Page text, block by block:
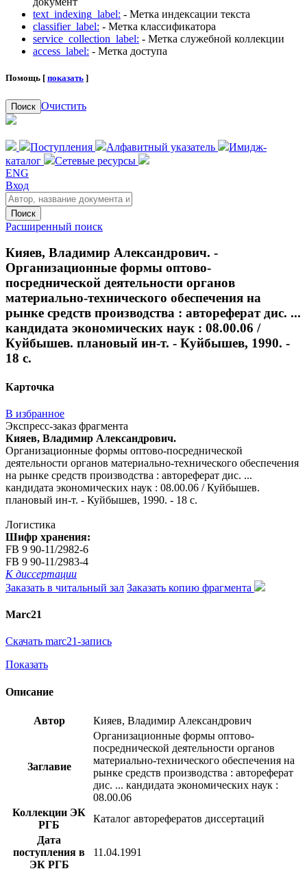
text_indexing_label: - Метка индексации текста
classifier_label: - Метка классификатора
service_collection_label: - Метка служебной коллекции
access_label: - Метка доступа
Помощь [ показать ]
Поиск Очистить
Поступления Алфавитный указатель
Имидж-
каталог
Сетевые ресурсы
ENG
Вход
Поиск
Расширенный поиск
Кияев, Владимир Александрович. -
Организационные формы оптово-
посреднической деятельности органов
материально-технического обеспечения на
рынке средств производства : автореферат дис. ...
кандидата экономических наук : 08.00.06 /
Куйбышев. плановый ин-т. - Куйбышев, 1990. -
18 с.
Карточка
В избранное
Экспресс-заказ фрагмента
Кияев, Владимир Александрович.
Организационные формы оптово-посреднической
деятельности органов материально-технического обеспечения
на рынке средств производства : автореферат дис. ...
кандидата экономических наук : 08.00.06 / Куйбышев.
плановый ин-т. - Куйбышев, 1990. - 18 с.
Логистика
Шифр хранения:
FB 9 90-11/2982-6
FB 9 90-11/2983-4
К диссертации
Заказать в читальный зал Заказать копию фрагмента
Marc21
Скачать marc21-запись
Показать
Описание
Автор Кияев, Владимир Александрович
Заглавие
Организационные формы оптово-
посреднической деятельности органов
материально-технического обеспечения на
рынке средств производства : автореферат
дис. ... кандидата экономических наук :
08.00.06
Коллекции ЭК
РГБ
Каталог авторефератов диссертаций
Дата
поступления в
ЭК РГБ
11.04.1991